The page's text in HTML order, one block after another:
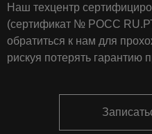
Наш техцентр
(сертификат № РОСС
обратиться к нам для
рискуя потерять гарантию